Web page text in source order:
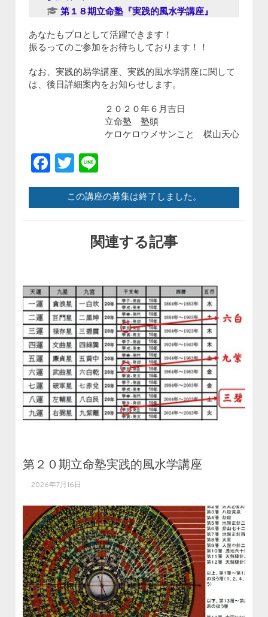
第１８期立命塾『実践的風水学講座』
第１６期立命塾『実践的風水学講座』
参加者の声
座』参加者の声
第１４期立命塾『実践的四柱推命学講
第１５期立命塾 実践的風水学『陽宅三
元玄空風水』講座参加者の声
第１４期立命塾 実践的風水学『陽宅三
元玄空風水』講座
第15期立命塾『実践的易学講座』2022
第１４期立命塾『実践的易学講座』
加者の声
第13期立命塾『実践的易学講座』参加
あなたもプロとして活躍できます！
振るってのご参加をお待ちしております！！
なお、実践的易学講座、実践的風水学講座に関して
は、後日詳細案内をお知らせします。
２０２０年６月吉日
立命塾 塾頭
ケロケロウメサンこと 楳山天心
Facebook
Twitter
この講座の募集は終了しました。
関連する記事
第２０期立命塾実践的風水学講座
2026年7月16日